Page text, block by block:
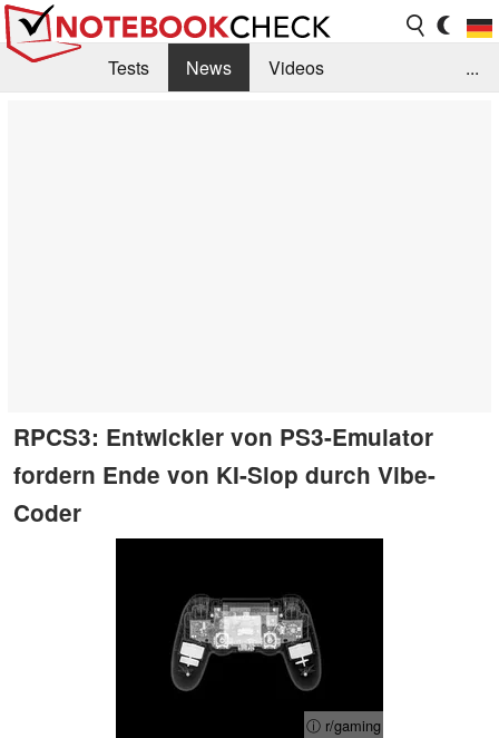
Tests News
Videos
...
RPCS3: Entwickler von PS3-Emulator
fordern Ende von KI-Slop durch Vibe-
Coder
ⓘ r/gaming